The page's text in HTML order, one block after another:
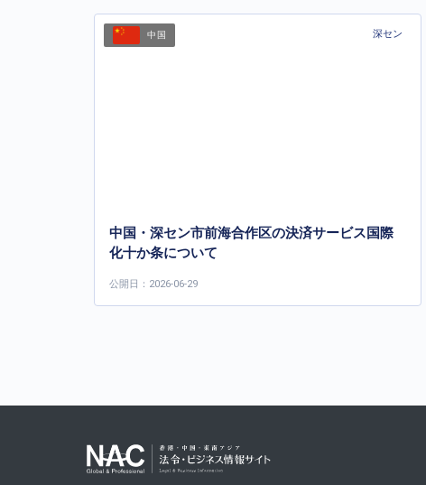
中国 深セン
中国・深セン市前海合作区の決済サービス国際
化十か条について
公開日：2026-06-29